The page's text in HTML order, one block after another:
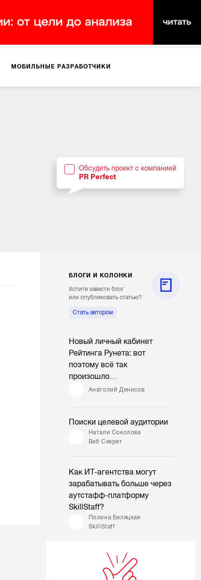
МОБИЛЬНЫЕ РАЗРАБОТЧИКИ
Обсудить проект с компанией
PR Perfect
БЛОГИ И КОЛОНКИ
Хотите завести блог
или опубликовать статью?
Стать автором
Новый личный кабинет
Рейтинга Рунета: вот
поэтому всё так
произошло…
Анатолий Денисов
Поиски целевой аудитории
Натали Соколова
Веб Секрет
Как ИТ-агентства могут
зарабатывать больше через
аутстафф-платформу
SkillStaff?
Полина Беляцкая
SkillStaff